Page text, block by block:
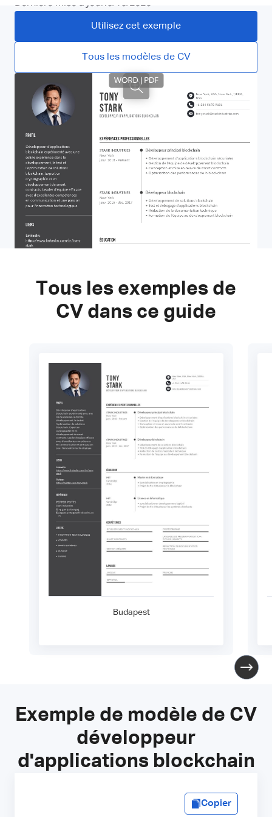
Dernière mise à jour:6/16/2026
Utilisez cet exemple
Tous les modèles de CV
Tous les exemples de
CV dans ce guide
Budapest
Exemple de modèle de CV
développeur
d'applications blockchain
Copier